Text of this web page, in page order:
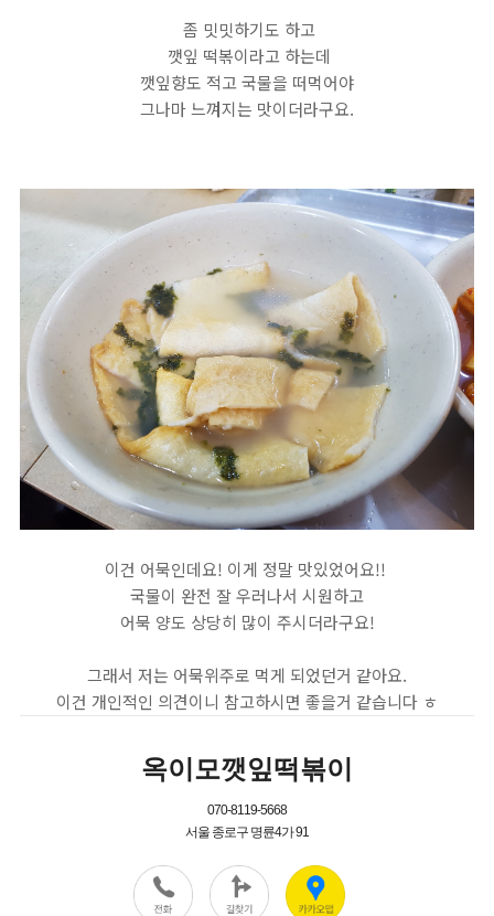
좀 밋밋하기도 하고
깻잎 떡볶이라고 하는데
깻잎향도 적고 국물을 떠먹어야
그나마 느껴지는 맛이더라구요.
이건 어묵인데요! 이게 정말 맛있었어요!!
국물이 완전 잘 우러나서 시원하고
어묵 양도 상당히 많이 주시더라구요!
그래서 저는 어묵위주로 먹게 되었던거 같아요.
이건 개인적인 의견이니 참고하시면 좋을거 같습니다 ㅎ